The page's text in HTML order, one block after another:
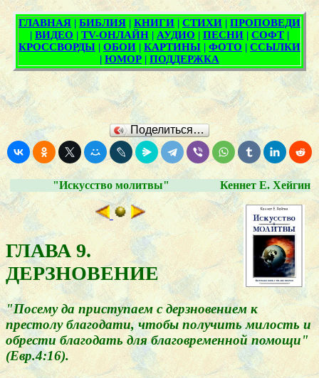
Поделиться…
"Искусство молитвы" Кеннет Е. Хейгин
ГЛАВА 9.
ДЕРЗНОВЕНИЕ
"Посему да приступаем с дерзновением к
престолу благодати, чтобы получить милость и
обрести благодать для благовременной помощи"
(Евр.4:16).